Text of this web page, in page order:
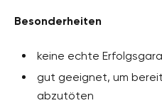
Besonderheiten
keine echte
gut geeignet, um
abzutöten